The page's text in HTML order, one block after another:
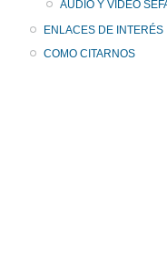
AUDIO Y VÍDEO
ENLACES DE INTERÉS
COMO CITARNOS